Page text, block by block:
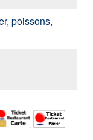
poissons,